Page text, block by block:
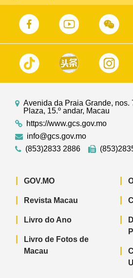
Avenida da Praia Grande, nos.
Plaza, 15.º andar, Macau
https://www.gcs.gov.mo
info@gcs.gov.mo
(853)2833 2886
GOV.MO
Revista Macau
Livro do Ano
Livro de Fotos de
Macau